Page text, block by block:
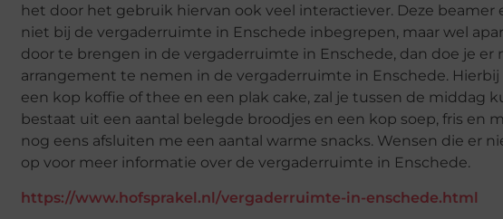
het door het gebruik hiervan ook veel interactiever. Deze beamer
niet bij de vergaderruimte in Enschede inbegrepen, maar wel
door te brengen in de vergaderruimte in Enschede, dan doe je
arrangement te nemen in de vergaderruimte in Enschede.
een kop koffie of thee en een plak cake, zal je tussen de middag
bestaat uit een aantal belegde broodjes en een kop soep, fris en
nog eens afsluiten me een aantal warme snacks. Wensen die er
op voor meer informatie over de vergaderruimte in Enschede.
https://www.hofsprakel.nl/vergaderruimte-in-enschede.html